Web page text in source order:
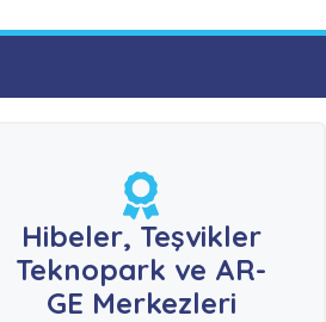
Hibeler, Teşvikler
Teknopark ve AR-
GE Merkezleri